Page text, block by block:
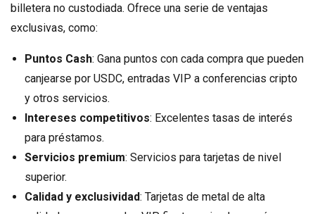
billetera no custodiada. Ofrece una serie de ventajas
exclusivas, como:
Puntos Cash: Gana puntos con cada compra que pueden
canjearse por USDC, entradas VIP a conferencias cripto
y otros servicios.
Intereses competitivos: Excelentes tasas de interés
para préstamos.
Servicios premium: Servicios para tarjetas de nivel
superior.
Calidad y exclusividad: Tarjetas de metal de alta